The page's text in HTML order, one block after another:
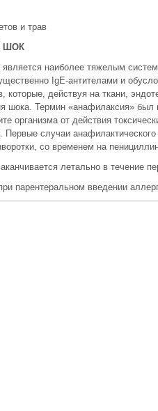
и трав
ШОК
наиболее тяжелым
IgE-антителами и
которые, действуя на ткани,
шока. Термин «анафилаксия»
организма от действия
случаи
со временем на
летально в течение
парентеральном введении